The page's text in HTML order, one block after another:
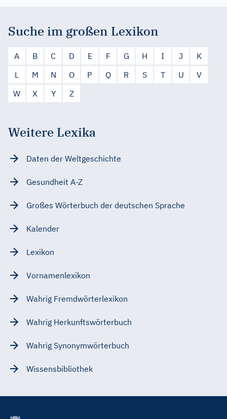
Suche im großen Lexikon
A B C D E F G H I J
K
L
M N O P Q R S T U
V
W
X Y Z
Weitere Lexika
Daten der Weltgeschichte
Gesundheit A-Z
Großes Wörterbuch der deutschen Sprache
Kalender
Lexikon
Vornamenlexikon
Wahrig Fremdwörterlexikon
Wahrig Herkunftswörterbuch
Wahrig Synonymwörterbuch
Wissensbibliothek